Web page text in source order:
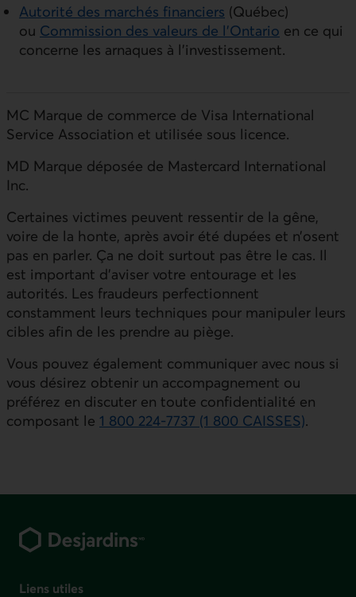
Autorité des marchés financiers (Québec)
ou Commission des valeurs de l’Ontario en ce qui
concerne les arnaques à l’investissement.
MC Marque de commerce de Visa International
Service Association et utilisée sous licence.
MD Marque déposée de Mastercard International
Inc.
Certaines victimes peuvent ressentir de la gêne,
voire de la honte, après avoir été dupées et n’osent
pas en parler. Ça ne doit surtout pas être le cas. Il
est important d’aviser votre entourage et les
autorités. Les fraudeurs perfectionnent
constamment leurs techniques pour manipuler leurs
cibles afin de les prendre au piège.
Vous pouvez également communiquer avec nous si
vous désirez obtenir un accompagnement ou
préférez en discuter en toute confidentialité en
composant le 1 800 224-7737 (1 800 CAISSES).
Liens utiles